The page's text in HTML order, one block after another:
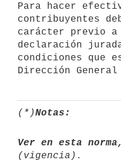
Para hacer
contribuyentes
carácter previo
declaración
condiciones que
(*)Notas:
Ver en esta